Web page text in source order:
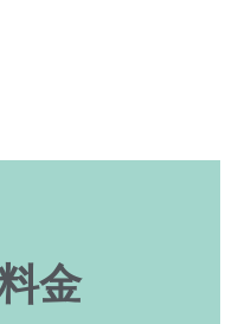
金